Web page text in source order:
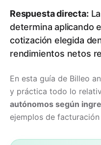
Respuesta directa:
determina aplicando
cotización elegida
rendimientos netos
En esta guía de Billeo
y práctica todo lo
autónomos según
ejemplos de